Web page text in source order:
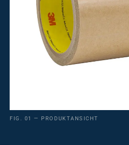
FIG. 01 — PRODUKTANSICHT